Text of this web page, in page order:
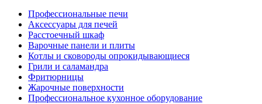
Профессиональные печи
Аксессуары для печей
Расстоечный шкаф
Варочные панели и плиты
Котлы и сковороды опрокидывающиеся
Грили и саламандра
Фритюрницы
Жарочные поверхности
Профессиональное кухонное оборудование